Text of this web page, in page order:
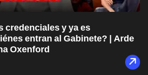
credenciales y ya es
entran al Gabinete? | Arde
Oxenford